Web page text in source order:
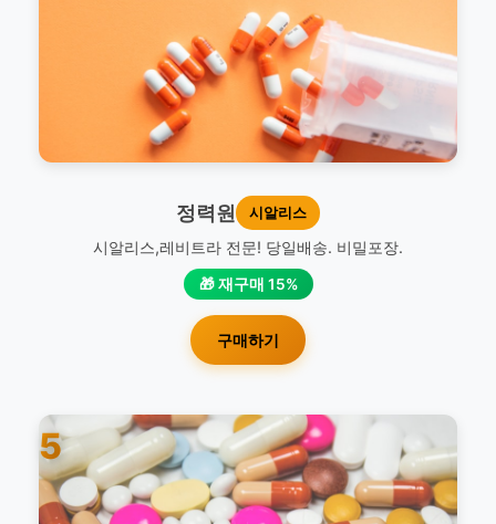
정력원 시알리스
시알리스,레비트라 전문! 당일배송. 비밀포장.
🎁 재구매 15%
구매하기
5